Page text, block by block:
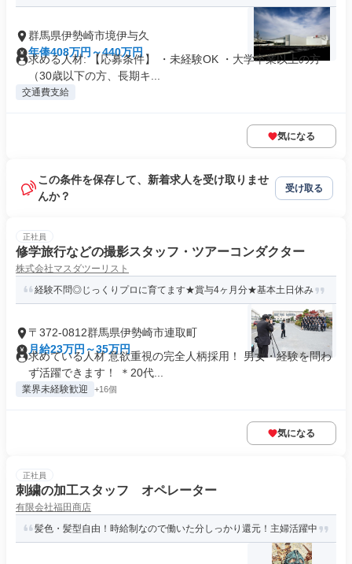
群馬県伊勢崎市境伊与久
年俸408万円～440万円
求める人材: 【応募条件】 ・未経験OK ・大学卒業以上の方
（30歳以下の方、長期キ...
交通費支給
気になる
この条件を保存して、新着求人を受け取りませ
んか？
受け取る
正社員
修学旅行などの撮影スタッフ・ツアーコンダクター
株式会社マスダツーリスト
経験不問◎じっくりプロに育てます★賞与4ヶ月分★基本土日休み
〒372-0812群馬県伊勢崎市連取町
月給23万円～35万円
求めている人材 意欲重視の完全人柄採用！ 男女・経験を問わ
ず活躍できます！ ＊20代...
業界未経験歓迎 +16個
気になる
正社員
刺繍の加工スタッフ オペレーター
有限会社福田商店
髪色・髪型自由！時給制なので働いた分しっかり還元！主婦活躍中